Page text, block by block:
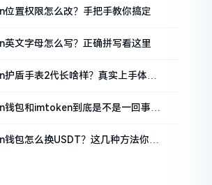
置权限怎么改？手把手教你搞定
文字母怎么写？正确拼写看这里
盾手表2代长啥样？真实上手体验
钱包和imtoken到底是不是一回事？
包怎么换USDT？这几种方法你得